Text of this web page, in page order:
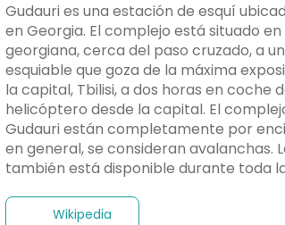
Gudauri es una estación de esquí
en Georgia. El complejo está situado
georgiana, cerca del paso cruzado, a
esquiable que goza de la máxima
la capital, Tbilisi, a dos horas en coche
helicóptero desde la capital. El
Gudauri están completamente por
en general, se consideran avalanchas.
también está disponible durante toda
Wikipedia